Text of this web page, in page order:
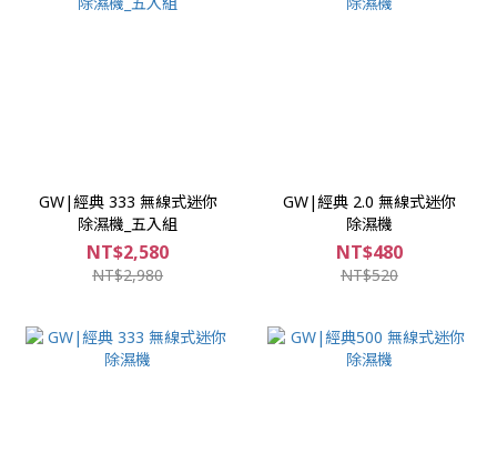
GW|經典 333 無線式迷你
除濕機_五入組
NT$2,580
NT$2,980
GW|經典 2.0 無線式迷你
除濕機
NT$480
NT$520